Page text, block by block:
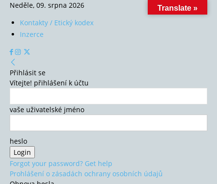
Neděle, 09. srpna 2026
Kontakty / Etický kodex
Inzerce
Přihlásit se
Vítejte! přihlášení k účtu
vaše uživatelské jméno
heslo
Forgot your password? Get help
Prohlášení o zásadách ochrany osobních údajů
Translate »